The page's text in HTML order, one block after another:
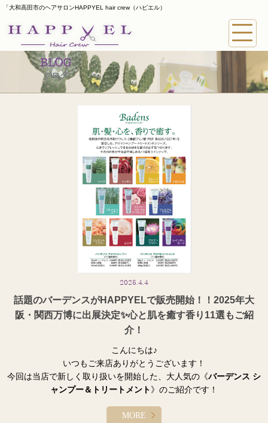
「大和高田市のヘアサロンHAPPYEL hair crew（ハピエル）
BLOG
ブログ
2025.4.4
話題のバーデンスがHAPPYELで販売開始！！2025年大
阪・関西万博に出展決定✨心と肌を癒す香り11選もご紹
介！
こんにちは♪
いつもご来店ありがとうございます！
今回は当店で新しく取り扱いを開始した、大人気の《バーデンス シ
ャンプー＆トリートメント》のご紹介です！
す…！
MORE